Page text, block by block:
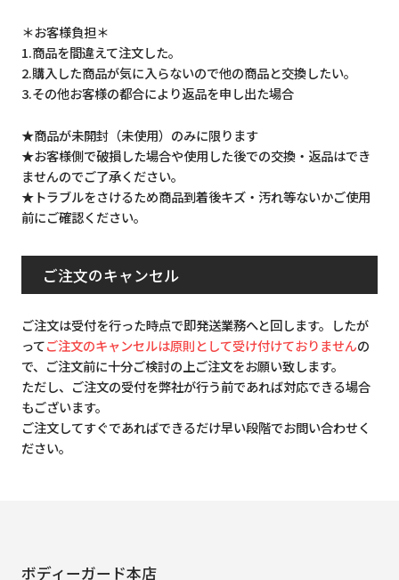
＊お客様負担＊
1.商品を間違えて注文した。
2.購入した商品が気に入らないので他の商品と交換したい。
3.その他お客様の都合により返品を申し出た場合
★商品が未開封（未使用）のみに限ります
★お客様側で破損した場合や使用した後での交換・返品はでき
ませんのでご了承ください。
★トラブルをさけるため商品到着後キズ・汚れ等ないかご使用
前にご確認ください。
ご注文のキャンセル
ご注文は受付を行った時点で即発送業務へと回します。したが
ってご注文のキャンセルは原則として受け付けておりませんの
で、ご注文前に十分ご検討の上ご注文をお願い致します。
ただし、ご注文の受付を弊社が行う前であれば対応できる場合
もございます。
ご注文してすぐであればできるだけ早い段階でお問い合わせく
ださい。
ボディーガード本店